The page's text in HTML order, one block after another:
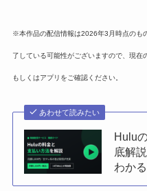
※本作品の配信情報は2026年3月時点のも
了している可能性がございますので、現在
もしくはアプリをご確認ください。
あわせて読みたい
Hulu
底解
わかる